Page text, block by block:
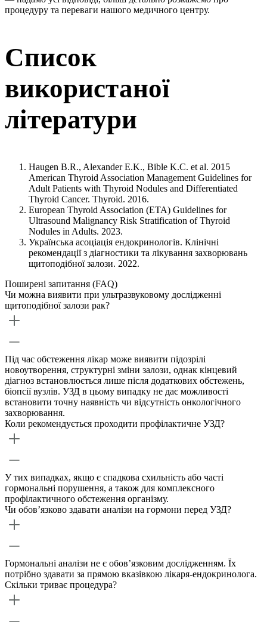
процедуру та переваги нашого медичного центру.
Список
використаної
літератури
Haugen B.R., Alexander E.K., Bible K.C. et al. 2015
American Thyroid Association Management Guidelines for
Adult Patients with Thyroid Nodules and Differentiated
Thyroid Cancer. Thyroid. 2016.
European Thyroid Association (ETA) Guidelines for
Ultrasound Malignancy Risk Stratification of Thyroid
Nodules in Adults. 2023.
Українська асоціація ендокринологів. Клінічні
рекомендації з діагностики та лікування захворювань
щитоподібної залози. 2022.
Поширені запитання (FAQ)
Чи можна виявити при ультразвуковому дослідженні
щитоподібної залози рак?
Під час обстеження лікар може виявити підозрілі
новоутворення, структурні зміни залози, однак кінцевий
діагноз встановлюється лише після додаткових обстежень,
біопсії вузлів. УЗД в цьому випадку не дає можливості
встановити точну наявність чи відсутність онкологічного
захворювання.
Коли рекомендується проходити профілактичне УЗД?
У тих випадках, якщо є спадкова схильність або часті
гормональні порушення, а також для комплексного
профілактичного обстеження організму.
Чи обов’язково здавати аналізи на гормони перед УЗД?
Гормональні аналізи не є обов’язковим дослідженням. Їх
потрібно здавати за прямою вказівкою лікаря-ендокринолога.
Скільки триває процедура?